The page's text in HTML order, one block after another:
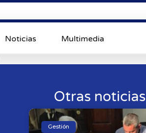
Noticias Multimedia
Otras noticias
Gestión